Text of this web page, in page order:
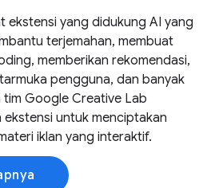
ekstensi yang didukung AI yang
terjemahan, membuat
memberikan rekomendasi,
pengguna, dan banyak
Google Creative Lab
untuk menciptakan
iklan yang interaktif.